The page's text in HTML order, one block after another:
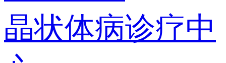
晶状体病诊疗中